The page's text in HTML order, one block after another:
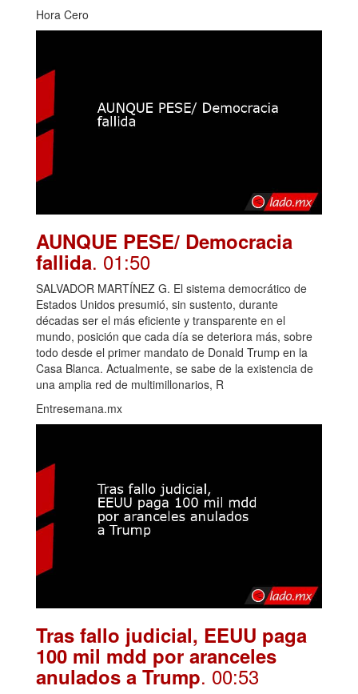
Hora Cero
AUNQUE PESE/ Democracia
fallida. 01:50
SALVADOR MARTÍNEZ G. El sistema democrático de
Estados Unidos presumió, sin sustento, durante
décadas ser el más eficiente y transparente en el
mundo, posición que cada día se deteriora más, sobre
todo desde el primer mandato de Donald Trump en la
Casa Blanca. Actualmente, se sabe de la existencia de
una amplia red de multimillonarios, R
Entresemana.mx
Tras fallo judicial, EEUU paga
100 mil mdd por aranceles
anulados a Trump. 00:53